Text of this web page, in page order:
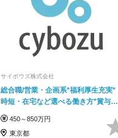
サイボウズ株式会社
総合職/営業・企画系*福利厚生充実*
時短・在宅など選べる働き方*賞与年
450～850万円
東京都